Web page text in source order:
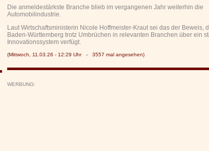
Die anmeldestärkste Branche blieb im vergangenen Jahr weiterhin die
Automobilindustrie.
Laut Wirtschaftsministerin Nicole Hoffmeister-Kraut sei das der Beweis,
Baden-Württemberg trotz Umbrüchen in relevanten Branchen über ein
Innovationssystem verfügt.
(Mittwoch, 11.03.26 - 12:29 Uhr - 3557 mal angesehen)
WERBUNG: